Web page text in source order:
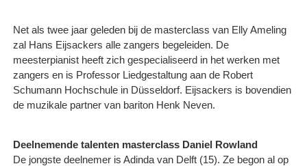
Net als twee jaar geleden bij de masterclass van Elly Ameling
zal Hans Eijsackers alle zangers begeleiden. De
meesterpianist heeft zich gespecialiseerd in het werken met
zangers en is Professor Liedgestaltung aan de Robert
Schumann Hochschule in Düsseldorf. Eijsackers is bovendien
de muzikale partner van bariton Henk Neven.
Deelnemende talenten masterclass Daniel Rowland
De jongste deelnemer is Adinda van Delft (15). Ze begon al op